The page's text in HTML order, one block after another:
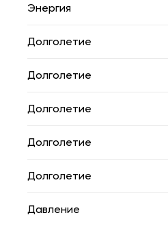
Энергия
Долголетие
Долголетие
Долголетие
Долголетие
Долголетие
Давление